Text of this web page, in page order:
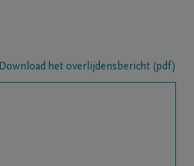
Download het overlijdensbericht (pdf)